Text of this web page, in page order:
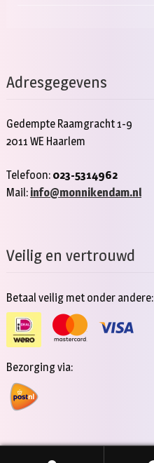
Adresgegevens
Gedempte Raamgracht 1-9
2011 WE Haarlem
Telefoon: 023-5314962
Mail: info@monnikendam.nl
Veilig en vertrouwd
Betaal veilig met onder andere:
Bezorging via: